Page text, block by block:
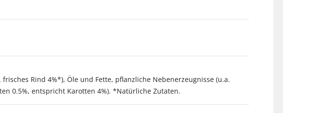
Rind 4%*), Öle und Fette, pflanzliche Nebenerzeugnisse (u.a.
0.5%, entspricht Karotten 4%). *Natürliche Zutaten.